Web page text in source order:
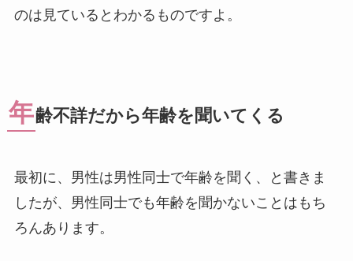
のは見ているとわかるものですよ。
年齢不詳だから年齢を聞いてくる
最初に、男性は男性同士で年齢を聞く、と書きま
したが、男性同士でも年齢を聞かないことはもち
ろんあります。